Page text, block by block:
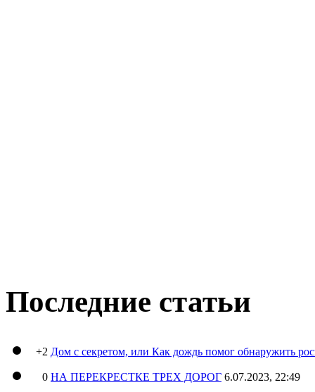
Последние статьи
+2 Дом с секретом, или Как дождь помог обнаружить
0 НА ПЕРЕКРЕСТКЕ ТРЕХ ДОРОГ 6.07.2023, 22:49